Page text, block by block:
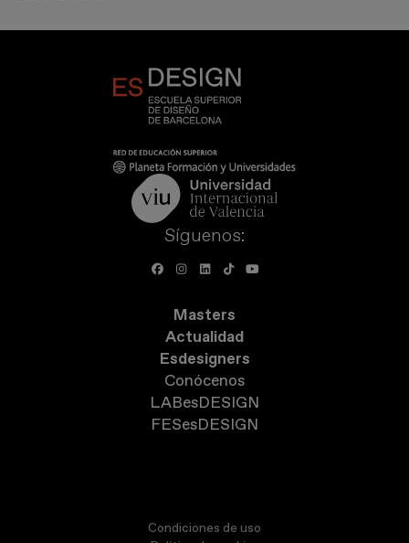
Síguenos:
Masters
Actualidad
Esdesigners
Conócenos
LABesDESIGN
FESesDESIGN
Condiciones de uso